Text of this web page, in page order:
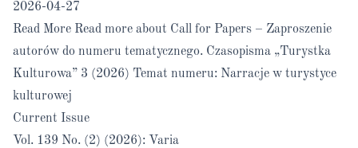
2026-04-27
Read More Read more about Call for Papers – Zaproszenie
autorów do numeru tematycznego. Czasopisma „Turystka
Kulturowa” 3 (2026) Temat numeru: Narracje w turystyce
kulturowej
Current Issue
Vol. 139 No. (2) (2026): Varia